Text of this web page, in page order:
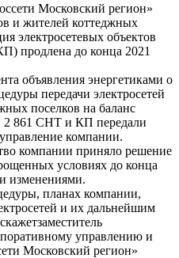
Московский регион»
и жителей коттеджных
электросетевых объектов
продлена до конца 2021
объявления энергетиками о
передачи электросетей
поселков на баланс
2​ 861 СНТ и КП​ передали
компании.
компании приняло решение
условиях до конца
изменениями.​
планах компании,
и их дальнейшим
управлению и
Московский регион»